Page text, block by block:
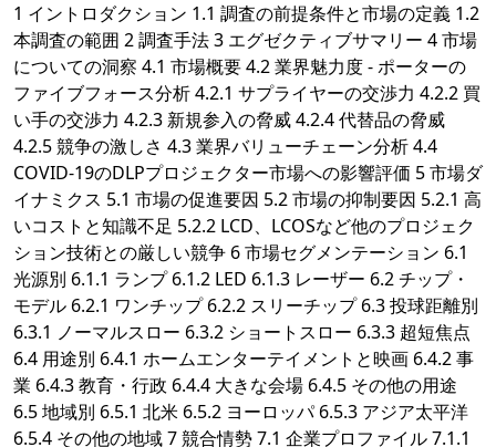
1 イントロダクション 1.1 調査の前提条件と市場の定義 1.2
本調査の範囲 2 調査手法 3 エグゼクティブサマリー 4 市場
についての洞察 4.1 市場概要 4.2 業界魅力度 - ポーターの
ファイブフォース分析 4.2.1 サプライヤーの交渉力 4.2.2 買
い手の交渉力 4.2.3 新規参入の脅威 4.2.4 代替品の脅威
4.2.5 競争の激しさ 4.3 業界バリューチェーン分析 4.4
COVID-19のDLPプロジェクター市場への影響評価 5 市場ダ
イナミクス 5.1 市場の促進要因 5.2 市場の抑制要因 5.2.1 高
いコストと知識不足 5.2.2 LCD、LCOSなど他のプロジェク
ション技術との厳しい競争 6 市場セグメンテーション 6.1
光源別 6.1.1 ランプ 6.1.2 LED 6.1.3 レーザー 6.2 チップ・
モデル 6.2.1 ワンチップ 6.2.2 スリーチップ 6.3 投球距離別
6.3.1 ノーマルスロー 6.3.2 ショートスロー 6.3.3 超短焦点
6.4 用途別 6.4.1 ホームエンターテイメントと映画 6.4.2 事
業 6.4.3 教育・行政 6.4.4 大きな会場 6.4.5 その他の用途
6.5 地域別 6.5.1 北米 6.5.2 ヨーロッパ 6.5.3 アジア太平洋
6.5.4 その他の地域 7 競合情勢 7.1 企業プロファイル 7.1.1